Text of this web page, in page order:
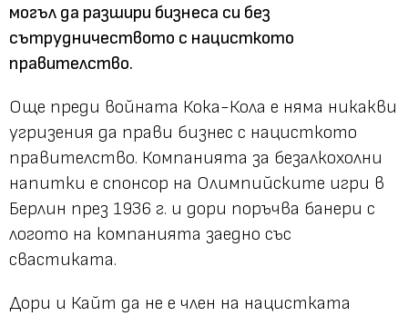
могъл да разшири бизнеса си без
сътрудничеството с нацисткото
правителство.
Още преди войната Кока-Кола е няма никакви
угризения да прави бизнес с нацисткото
правителство. Компанията за безалкохолни
напитки е спонсор на Олимпийските игри в
Берлин през 1936 г. и дори поръчва банери с
логото на компанията заедно със
свастиката.
Дори и Кайт да не е член на нацистката